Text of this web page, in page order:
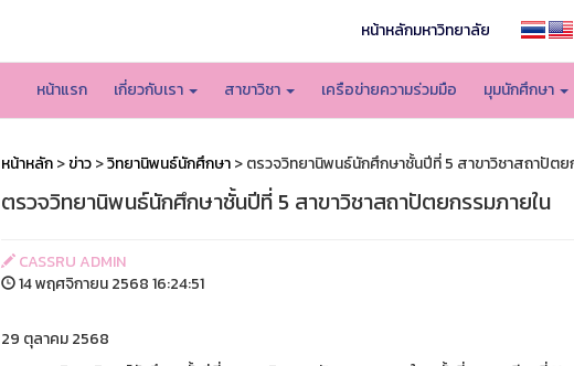
หน้าหลักมหาวิทยาลัย
หน้าแรก เกี่ยวกับเรา สาขาวิชา เครือข่ายความร่วมมือ มุมนักศึกษา
หน้าหลัก>ข่าว>วิทยานิพนธ์นักศึกษา> ตรวจวิทยานิพนธ์นักศึกษาชั้นปีที่ 5 สาขาวิชาสถาปัตย
ตรวจวิทยานิพนธ์นักศึกษาชั้นปีที่ 5 สาขาวิชาสถาปัตยกรรมภายใน
CASSRU ADMIN
14 พฤศจิกายน 2568 16:24:51
29 ตุลาคม 2568